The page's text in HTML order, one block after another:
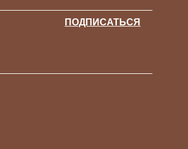
ПОДПИСАТЬСЯ